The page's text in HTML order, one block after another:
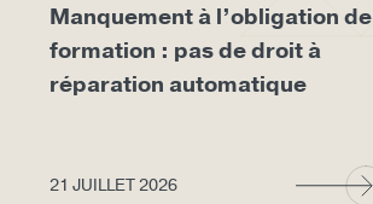
Manquement à l’obligation de
formation : pas de droit à
réparation automatique
21 JUILLET 2026